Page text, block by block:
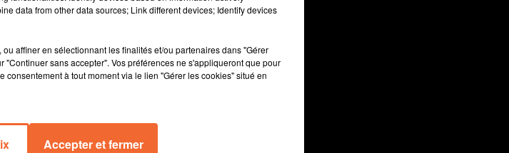
12 min 11 sec
data from other data sources; Link different devices; Identify devices
affiner en sélectionnant les finalités et/ou partenaires dans "Gérer
sans accepter". Vos préférences ne s'appliqueront que pour
consentement à tout moment via le lien "Gérer les cookies" situé en
Accepter et fermer